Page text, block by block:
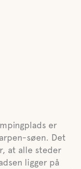
er
søen. Det
at alle steder
ligger på